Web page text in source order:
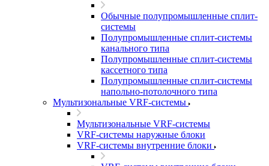
Обычные полупромышленные сплит-
системы
Полупромышленные сплит-системы
канального типа
Полупромышленные сплит-системы
кассетного типа
Полупромышленные сплит-системы
напольно-потолочного типа
Мультизональные VRF-системы
Мультизональные VRF-системы
VRF-системы наружные блоки
VRF-системы внутренние блоки